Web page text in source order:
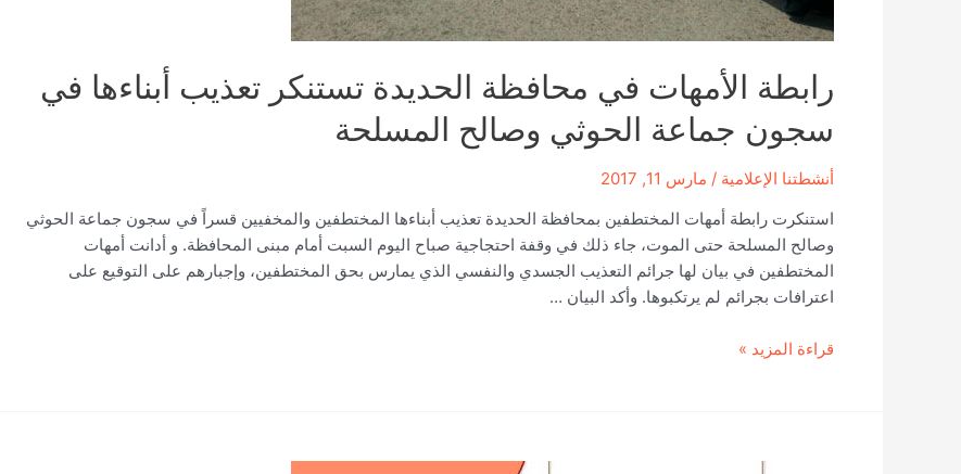
رابطة الأمهات في محافظة الحديدة تستنكر تعذيب أبناءها في
سجون جماعة الحوثي وصالح المسلحة
أنشطتنا الإعلامية / مارس 11, 2017
استنكرت رابطة أمهات المختطفين بمحافظة الحديدة تعذيب أبناءها المختطفين والمخفيين قسراً في سجون جماعة الحوثي
وصالح المسلحة حتى الموت، جاء ذلك في وقفة احتجاجية صباح اليوم السبت أمام مبنى المحافظة. و أدانت أمهات
المختطفين في بيان لها جرائم التعذيب الجسدي والنفسي الذي يمارس بحق المختطفين، وإجبارهم على التوقيع على
اعترافات بجرائم لم يرتكبوها. وأكد البيان …
رابطة
قراءة المزيد »